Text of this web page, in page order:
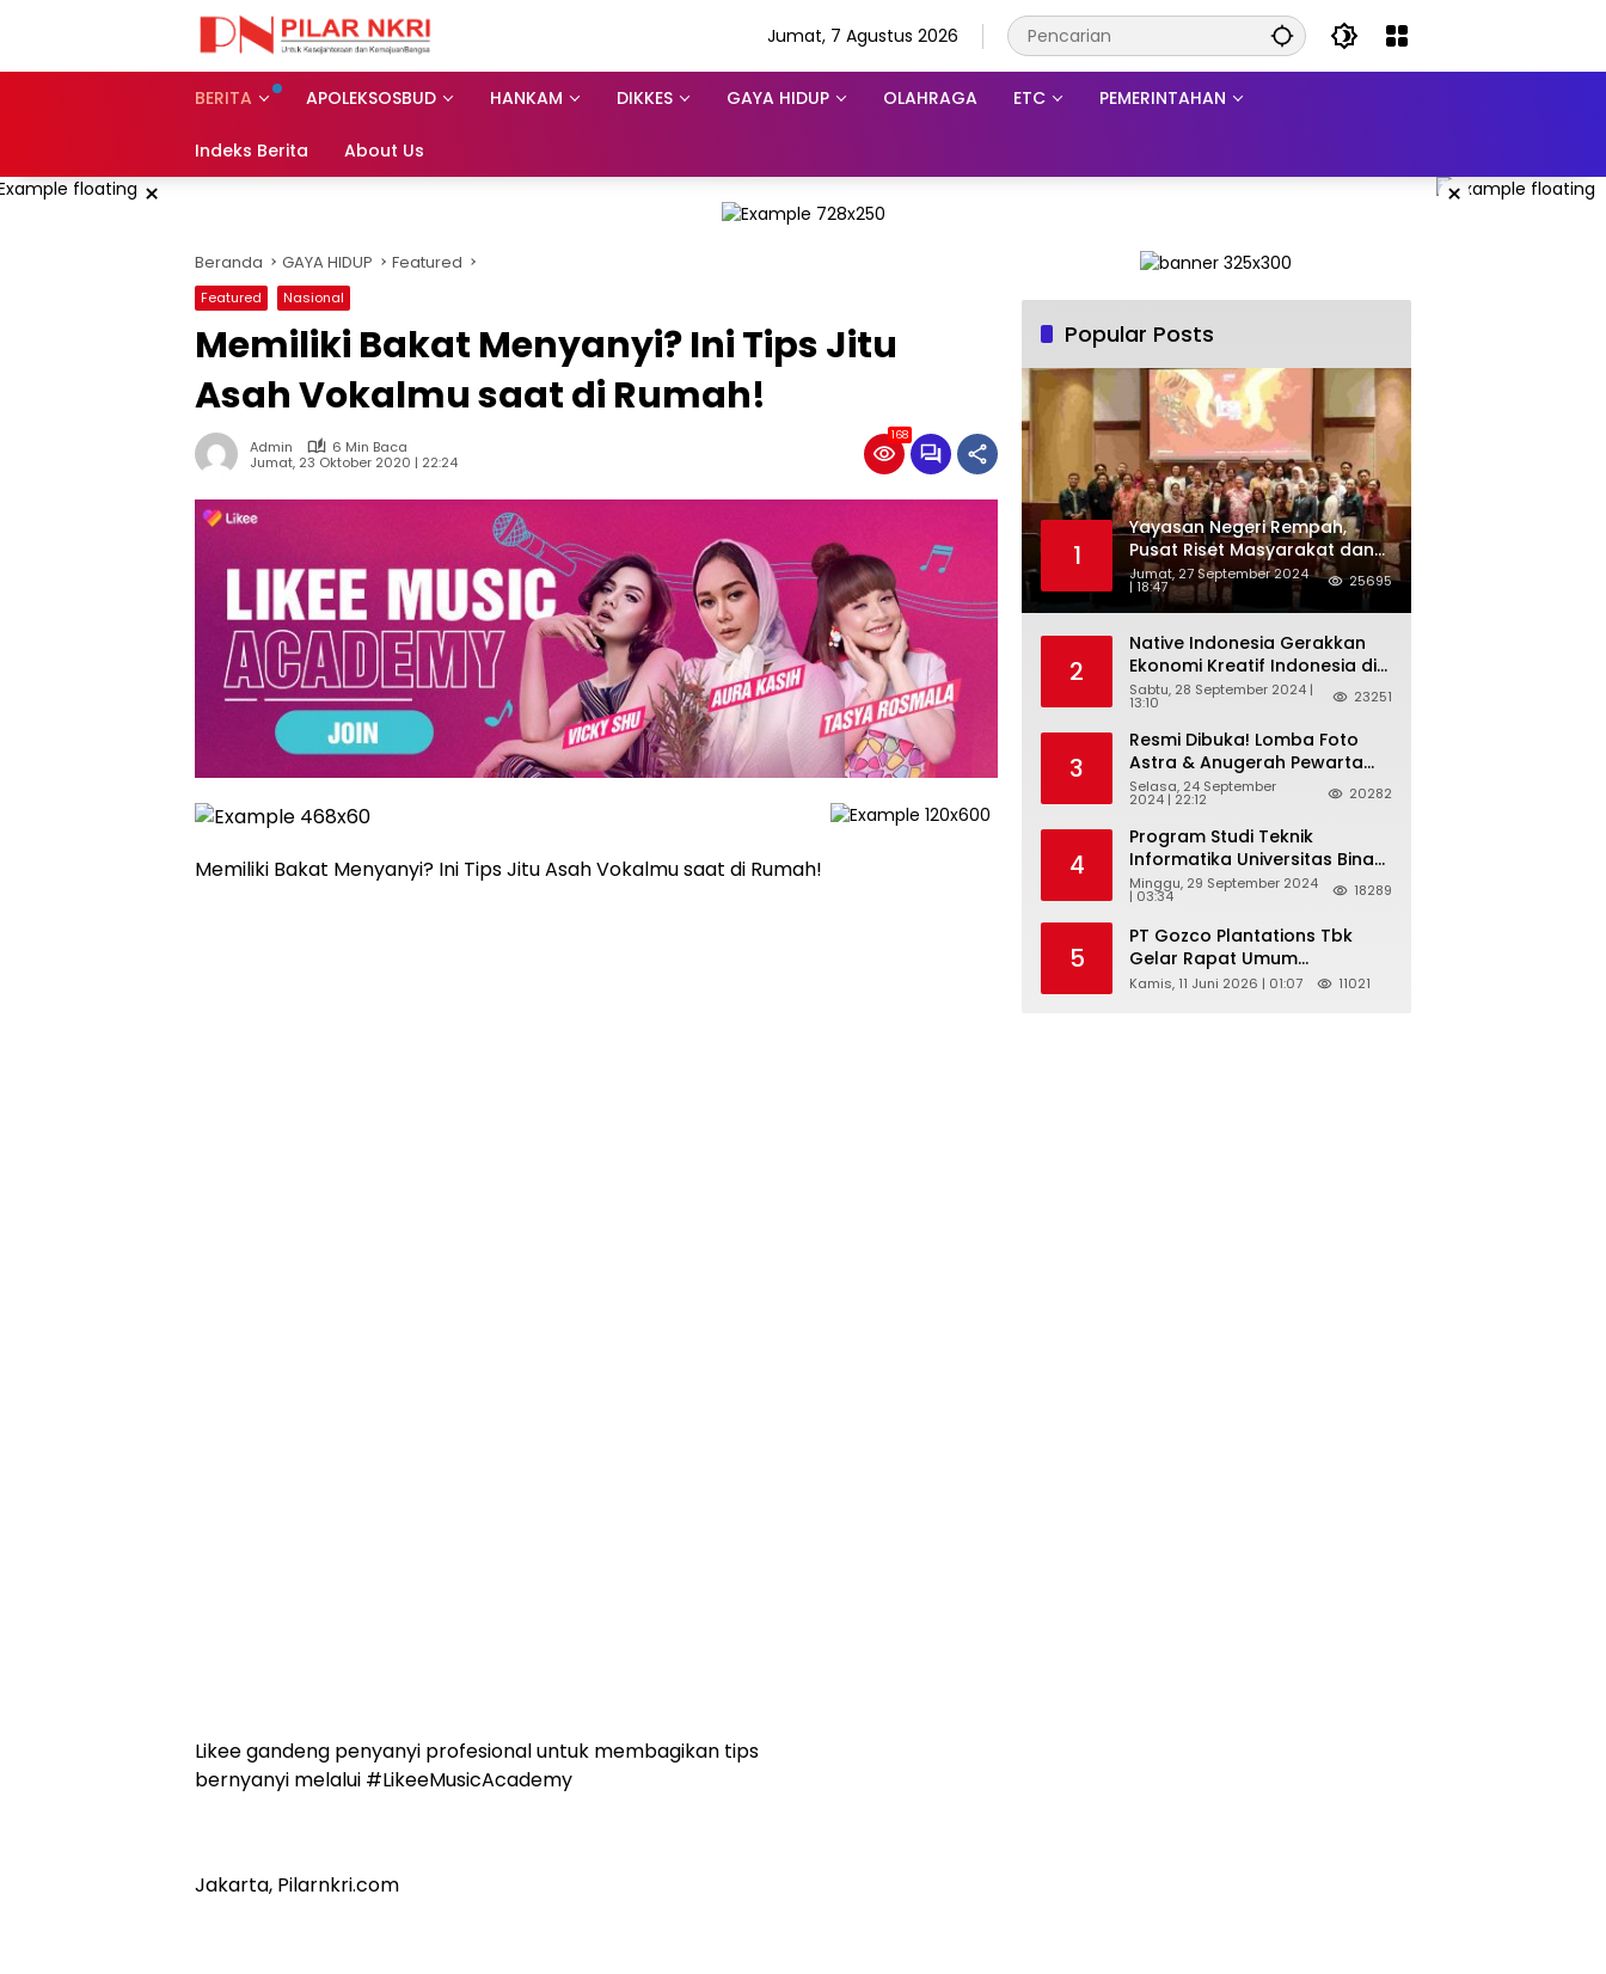
Jumat, 7 Agustus 2026
BERITA APOLEKSOSBUD HANKAM DIKKES GAYA HIDUP OLAHRAGA ETC PEMERINTAHAN
Indeks Berita About Us
× ×
Beranda GAYA HIDUP Featured
Featured Nasional
Memiliki Bakat Menyanyi? Ini Tips Jitu
Asah Vokalmu saat di Rumah!
Admin
6 Min Baca
Jumat, 23 Oktober 2020 | 22:24
168
Memiliki Bakat Menyanyi? Ini Tips Jitu Asah Vokalmu saat di Rumah!
Likee gandeng penyanyi profesional untuk membagikan tips
bernyanyi melalui #LikeeMusicAcademy
Jakarta, Pilarnkri.com
Popular Posts
1
Yayasan Negeri Rempah,
Pusat Riset Masyarakat dan
Budaya, dan Badan Riset dan
Inovasi Nasional ( BRIN )
Sukses Gelar International
Forum on Spice Routes (IFSR)
2024
Jumat, 27 September 2024
| 18:47 25695
2
Native Indonesia Gerakkan
Ekonomi Kreatif Indonesia di
Belgia Lewat “TELUSUR Kain
Indonesia”
Sabtu, 28 September 2024 |
13:10 23251
3
Resmi Dibuka! Lomba Foto
Astra & Anugerah Pewarta
Astra 2024: Bersama,
Berkarya, Berkelanjutan
Selasa, 24 September
2024 | 22:12 20282
4
Program Studi Teknik
Informatika Universitas Bina
Sarana Informatika
Selenggarakan Pelatihan
Pemanfaatan Aplikasi Tiktok
Shop Sebagai Media
Pemasaran Pada Forum
UMKM Bojongbaru
Minggu, 29 September 2024
| 03:34 18289
5
PT Gozco Plantations Tbk
Gelar Rapat Umum
Pemegang Saham Tahunan
Kamis, 11 Juni 2026 | 01:07 11021